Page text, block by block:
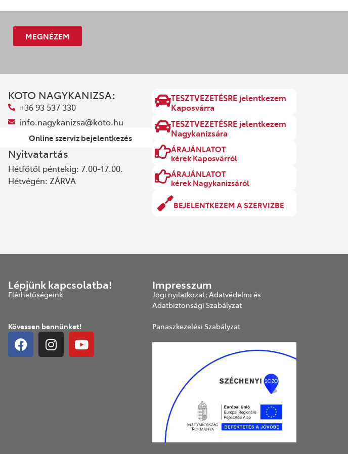
MEGNÉZEM
KOTO NAGYKANIZSA:
+36 93 537 330
info.nagykanizsa@koto.hu
Online szerviz bejelentkezés
Nyitvatartás
Hétfőtől péntekig: 7.00-17.00.
Hétvégén: ZÁRVA
TESZTVEZETÉSRE jelentkezem
Kaposvárra
TESZTVEZETÉSRE jelentkezem
Nagykanizsára
ÁRAJÁNLATOT
kérek Kaposvárról
ÁRAJÁNLATOT
kérek Nagykanizsáról
BEJELENTKEZEM A SZERVIZBE
Lépjünk kapcsolatba!
Elérhetőségeink
Kövessen bennünket!
Impresszum
Jogi nyilatkozat; Adatvédelmi és
Adatbiztonsági Szabályzat
Panaszkezelési Szabályzat